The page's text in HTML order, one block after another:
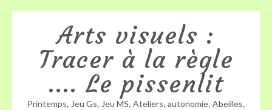
Arts visuels :
Tracer à la règle
.... Le pissenlit
Printemps, Jeu Gs, Jeu MS, Ateliers, autonomie, Abeilles,